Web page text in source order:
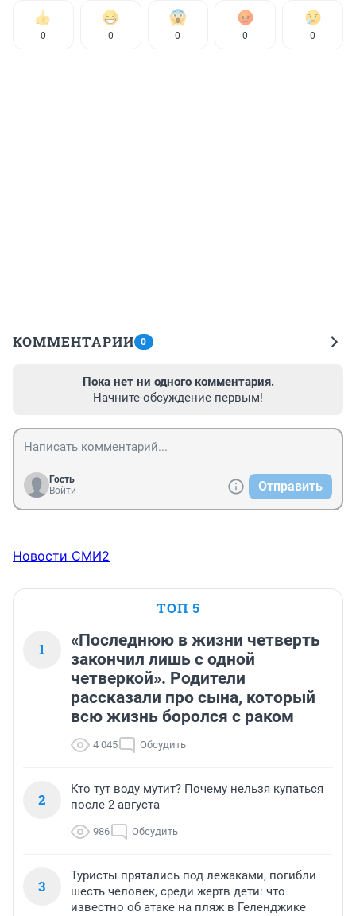
0 0 0 0 0
КОММЕНТАРИИ 0
Пока нет ни одного комментария.
Начните обсуждение первым!
Гость
Войти
Отправить
Новости СМИ2
ТОП 5
1
«Последнюю в жизни четверть
закончил лишь с одной
четверкой». Родители
рассказали про сына, который
всю жизнь боролся с раком
4 045 Обсудить
2
Кто тут воду мутит? Почему нельзя купаться
после 2 августа
986 Обсудить
3
Туристы прятались под лежаками, погибли
шесть человек, среди жертв дети: что
известно об атаке на пляж в Геленджике